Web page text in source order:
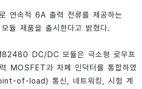
연속적 6A 출력 전류를 제공하는
듈 제품을 출시한다고 밝혔다.
DC/DC 모듈은 극소형 로우프
MOSFET과 차폐 인덕터를 통합하였
of-load) 통신, 네트워킹, 시험 계